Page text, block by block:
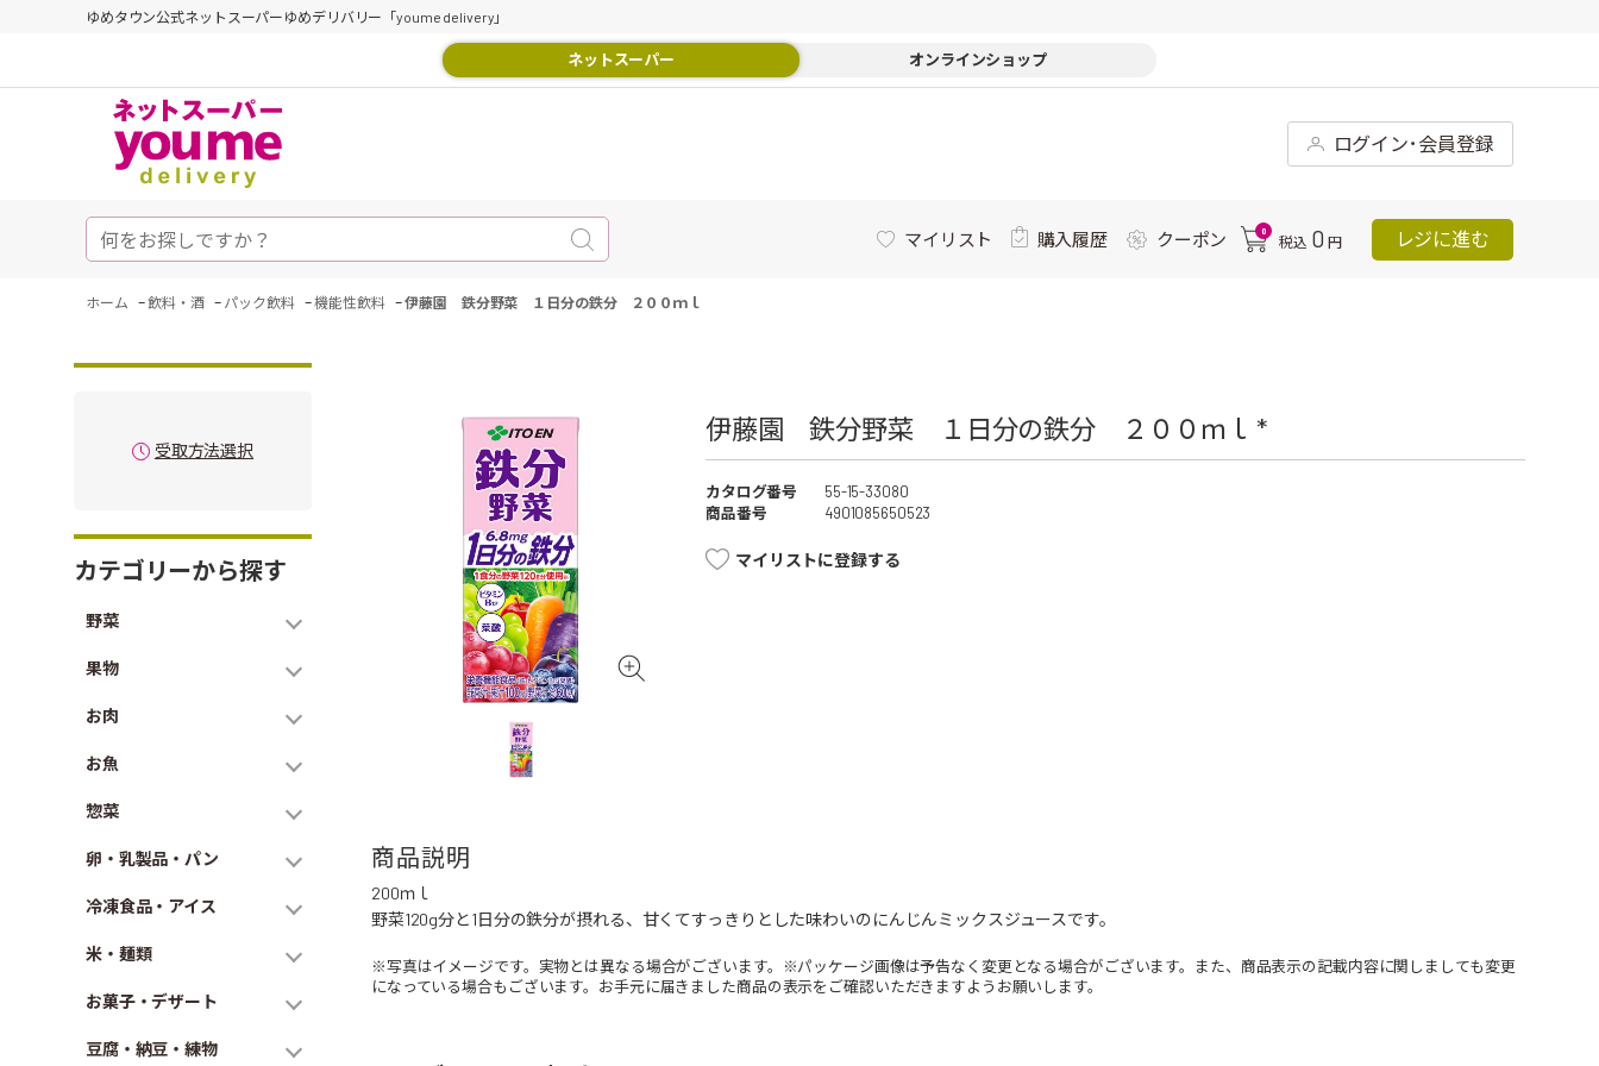
ゆめタウン公式ネットスーパーゆめデリバリー「youme delivery」
ネットスーパー オンラインショップ
ログイン･会員登録
マイリスト 購入履歴 クーポン 0
税込 0 円 レジに進む
ホーム -飲料・酒 - パック飲料 -機能性飲料 -伊藤園 鉄分野菜 １日分の鉄分 ２００ｍｌ
受取方法選択
カテゴリーから探す
野菜
果物
お肉
お魚
惣菜
卵・乳製品・パン
冷凍食品・アイス
米・麺類
お菓子・デザート
豆腐・納豆・練物
伊藤園 鉄分野菜 １日分の鉄分 ２００ｍｌ *
カタログ番号
55-15-33080
商品番号
4901085650523
マイリストに登録する
商品説明
200ｍｌ
野菜120g分と1日分の鉄分が摂れる、甘くてすっきりとした味わいのにんじんミックスジュースです。
※写真はイメージです。実物とは異なる場合がございます。※パッケージ画像は予告なく変更となる場合がございます。また、商品表示の記載内容に関しましても変更
になっている場合もございます。お手元に届きました商品の表示をご確認いただきますようお願いします。